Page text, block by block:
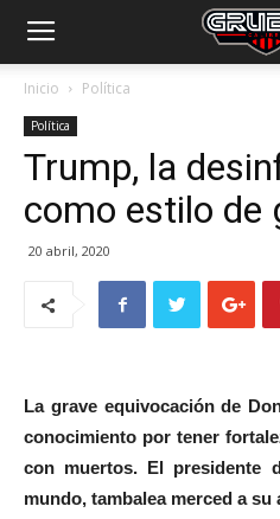
Inicio Política
Política
Trump, la
como estilo de
20 abril, 2020
La grave equivocación de
conocimiento por tener
con muertos. El presidente
mundo, tambalea merced a su